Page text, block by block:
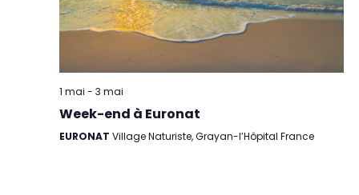
1 mai - 3 mai
Week-end à Euronat
EURONAT Village Naturiste, Grayan-l’Hôpital France